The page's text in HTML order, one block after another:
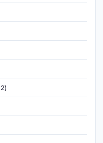
32
produkty